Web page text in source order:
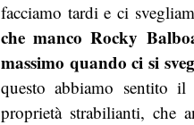
facciamo tardi e ci
che manco Rocky
massimo quando ci si
questo abbiamo sentito
proprietà strabilianti, che